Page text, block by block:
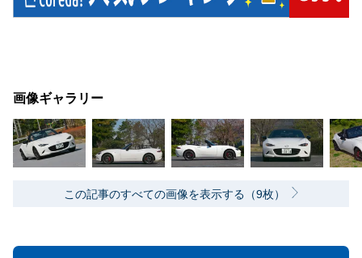
画像ギャラリー
この記事のすべての画像を表示する（9枚）